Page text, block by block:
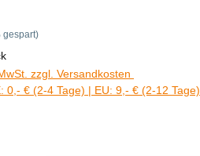
gespart)
zzgl. Versandkosten
0,- € (2-4 Tage) | EU: 9,- € (2-12 Tage)